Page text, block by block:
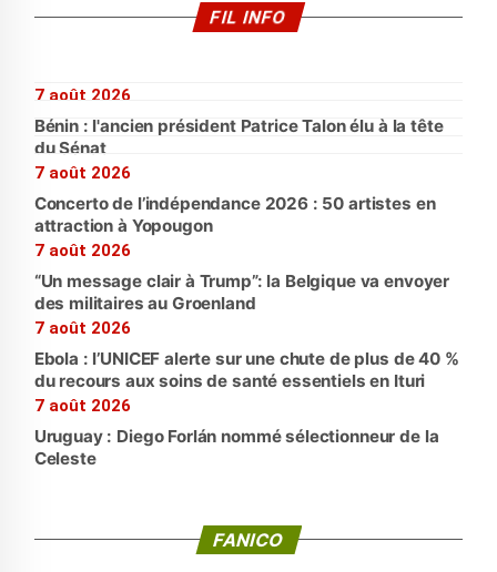
FIL INFO
7 août 2026
Bénin : l'ancien président Patrice Talon élu à la tête
du Sénat
7 août 2026
Concerto de l’indépendance 2026 : 50 artistes en
attraction à Yopougon
7 août 2026
“Un message clair à Trump”: la Belgique va envoyer
des militaires au Groenland
7 août 2026
Ebola : l’UNICEF alerte sur une chute de plus de 40 %
du recours aux soins de santé essentiels en Ituri
7 août 2026
Uruguay : Diego Forlán nommé sélectionneur de la
Celeste
FANICO